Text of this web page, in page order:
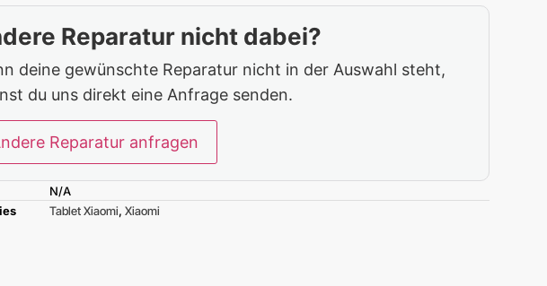
Reparatur nicht dabei?
deine gewünschte Reparatur nicht in der Auswahl steht,
du uns direkt eine Anfrage senden.
Reparatur anfragen
N/A
Tablet Xiaomi, Xiaomi